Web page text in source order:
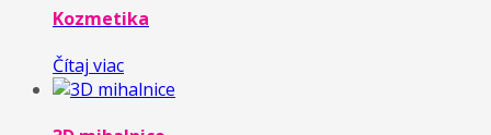
Kozmetika
Čítaj viac